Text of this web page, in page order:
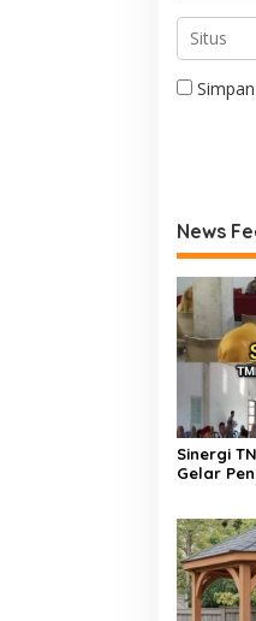
News
Sinergi
Gelar